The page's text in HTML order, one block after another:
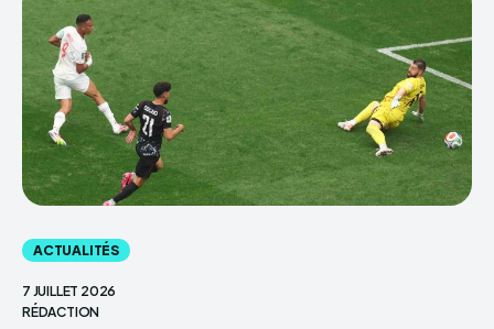
ACTUALITÉS
7 JUILLET 2026
RÉDACTION